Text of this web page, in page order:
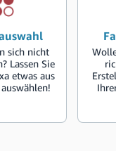
sich nicht
Lassen Sie
etwas aus